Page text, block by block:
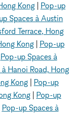
Kong| Pop-up
Spaces à Austin
Terrace, Hong
Kong| Pop-up
Pop-up Spaces à
Hanoi Road, Hong
Kong
Pop-up
Kong
Pop-up
Pop-up Spaces à